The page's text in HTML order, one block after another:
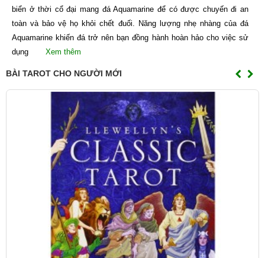
biển ở thời cổ đại mang đá Aquamarine để có được chuyến đi an
toàn và bảo vệ họ khỏi chết đuối. Năng lượng nhẹ nhàng của đá
Aquamarine khiến đá trở nên bạn đồng hành hoàn hảo cho việc sử
dụng
Xem thêm
BÀI TAROT CHO NGƯỜI MỚI